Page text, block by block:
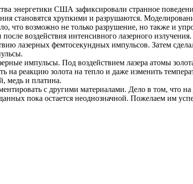
энергетики США зафиксировали странное
становятся хрупкими и разрушаются.
что возможно не только разрушение, но также и
воздействия интенсивного лазерного излучения.
лазерных фемтосекундных импульсов. Затем
импульсы. Под воздействием лазера атомы
реакцию золота на тепло и даже изменить
медь и платина.
с другими материалами. Дело в том, что
пока остается неоднозначной. Пожелаем им